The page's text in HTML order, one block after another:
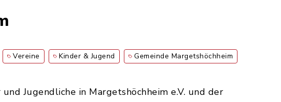
Vereine Kinder & Jugend Gemeinde Margetshöchheim
Jugendliche in Margetshöchheim e.V. und der